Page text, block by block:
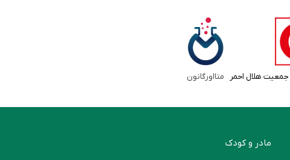
هلال احمر متااورگانون
مادر و کودک